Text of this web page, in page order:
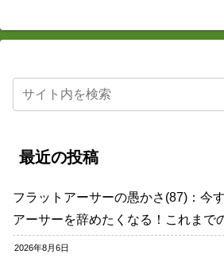
最近の投稿
フラットアーサーの愚かさ(87)：今
アーサーを辞めたくなる！これまで
2026年8月6日